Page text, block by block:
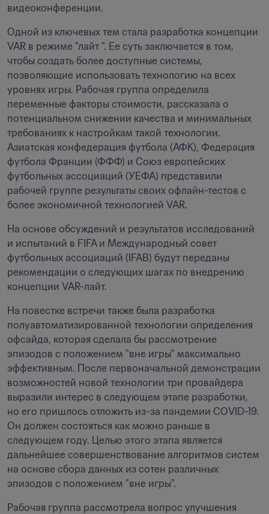
видеоконференции.
Одной из ключевых тем стала разработка концепции
VAR в режиме "лайт ". Ее суть заключается в том,
чтобы создать более доступные системы,
позволяющие использовать технологию на всех
уровнях игры. Рабочая группа определила
переменные факторы стоимости, рассказала о
потенциальном снижении качества и минимальных
требованиях к настройкам такой технологии.
Азиатская конфедерация футбола (АФК), Федерация
футбола Франции (ФФФ) и Союз европейских
футбольных ассоциаций (УЕФА) представили
рабочей группе результаты своих офлайн-тестов с
более экономичной технологией VAR.
На основе обсуждений и результатов исследований
и испытаний в FIFA и Международный совет
футбольных ассоциаций (IFAB) будут переданы
рекомендации о следующих шагах по внедрению
концепции VAR-лайт.
На повестке встречи также была разработка
полуавтоматизированной технологии определения
офсайда, которая сделала бы рассмотрение
эпизодов с положением "вне игры" максимально
эффективным. После первоначальной демонстрации
возможностей новой технологии три провайдера
выразили интерес в следующем этапе разработки,
но его пришлось отложить из-за пандемии COVID-19.
Он должен состояться как можно раньше в
следующем году. Целью этого этапа является
дальнейшее совершенствование алгоритмов систем
на основе сбора данных из сотен различных
эпизодов с положением "вне игры".
Рабочая группа рассмотрела вопрос улучшения